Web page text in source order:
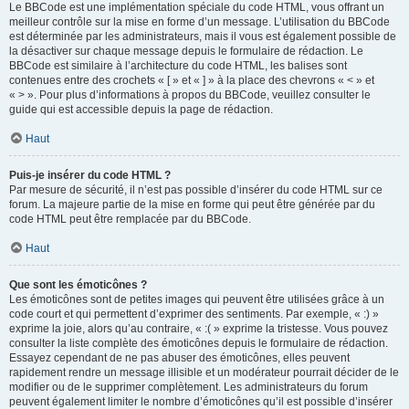
Le BBCode est une implémentation spéciale du code HTML, vous offrant un
meilleur contrôle sur la mise en forme d’un message. L’utilisation du BBCode
est déterminée par les administrateurs, mais il vous est également possible de
la désactiver sur chaque message depuis le formulaire de rédaction. Le
BBCode est similaire à l’architecture du code HTML, les balises sont
contenues entre des crochets « [ » et « ] » à la place des chevrons « < » et
« > ». Pour plus d’informations à propos du BBCode, veuillez consulter le
guide qui est accessible depuis la page de rédaction.
Haut
Puis-je insérer du code HTML ?
Par mesure de sécurité, il n’est pas possible d’insérer du code HTML sur ce
forum. La majeure partie de la mise en forme qui peut être générée par du
code HTML peut être remplacée par du BBCode.
Haut
Que sont les émoticônes ?
Les émoticônes sont de petites images qui peuvent être utilisées grâce à un
code court et qui permettent d’exprimer des sentiments. Par exemple, « :) »
exprime la joie, alors qu’au contraire, « :( » exprime la tristesse. Vous pouvez
consulter la liste complète des émoticônes depuis le formulaire de rédaction.
Essayez cependant de ne pas abuser des émoticônes, elles peuvent
rapidement rendre un message illisible et un modérateur pourrait décider de le
modifier ou de le supprimer complètement. Les administrateurs du forum
peuvent également limiter le nombre d’émoticônes qu’il est possible d’insérer